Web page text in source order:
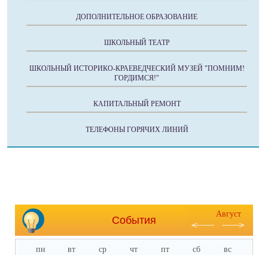
ДОПОЛНИТЕЛЬНОЕ ОБРАЗОВАНИЕ
ШКОЛЬНЫЙ ТЕАТР
ШКОЛЬНЫЙ ИСТОРИКО-КРАЕВЕДЧЕСКИЙ МУЗЕЙ "ПОМНИМ!
ГОРДИМСЯ!"
КАПИТАЛЬНЫЙ РЕМОНТ
ТЕЛЕФОНЫ ГОРЯЧИХ ЛИНИЙ
События
Август
пн вт ср чт пт сб вс